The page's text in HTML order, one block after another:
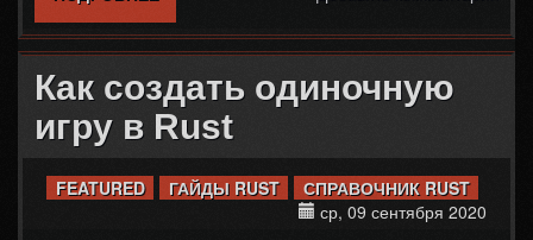
Как создать одиночную
игру в Rust
FEATURED ГАЙДЫ RUST
СПРАВОЧНИК RUST
ср, 09 сентября 2020